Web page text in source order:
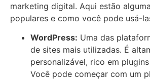
marketing digital. Aqui estão
populares e como você pode usá-
WordPress: Uma das
de sites mais utilizadas. É
personalizável, rico em
Você pode começar com um